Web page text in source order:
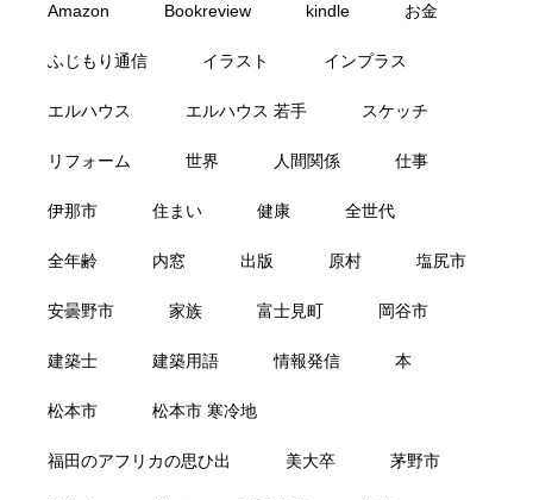
Amazon Bookreview kindle お金
ふじもり通信 イラスト インプラス
エルハウス エルハウス 若手 スケッチ
リフォーム 世界 人間関係 仕事
伊那市 住まい 健康 全世代
全年齢 内窓 出版 原村 塩尻市
安曇野市 家族 富士見町 岡谷市
建築士 建築用語 情報発信 本
松本市 松本市 寒冷地
福田のアフリカの思ひ出 美大卒 茅野市